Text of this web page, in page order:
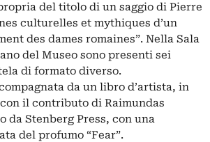
del titolo di un saggio di Pierre
culturelles et mythiques d’un
des dames romaines”. Nella Sala
del Museo sono presenti sei
di formato diverso.
da un libro d’artista, in
il contributo di Raimundas
da Stenberg Press, con una
del profumo “Fear”.